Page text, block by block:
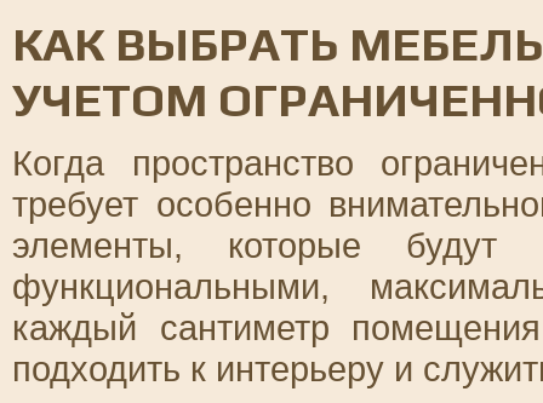
КАК ВЫБРАТЬ
УЧЕТОМ
Когда пространство
требует особенно
элементы, которые
функциональными,
каждый сантиметр
подходить к интерьеру и